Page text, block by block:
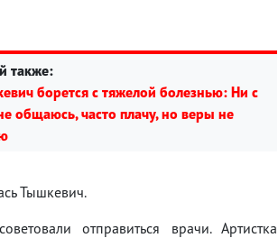
также:
борется с тяжелой болезнью: Ни с
общаюсь, часто плачу, но веры не
Тышкевич.
отправиться врачи. Артистка